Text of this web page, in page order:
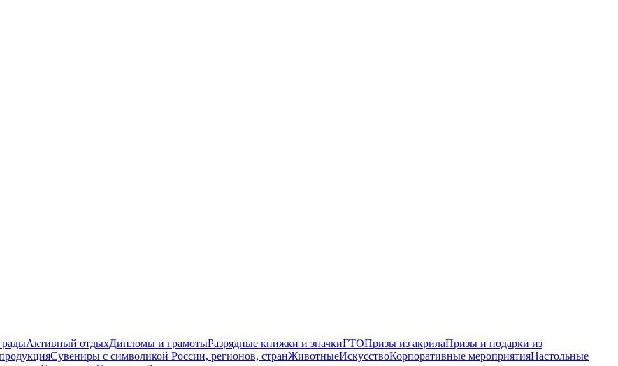
Активный отдыхДипломы и грамотыРазрядные книжки и значкиГТОПризы из акрилаПризы и подарки из
Сувениры с символикой России, регионов, странЖивотныеИскусствоКорпоративные мероприятияНастольные